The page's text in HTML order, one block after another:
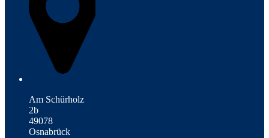
Am Schürholz
2b
49078
Osnabrück